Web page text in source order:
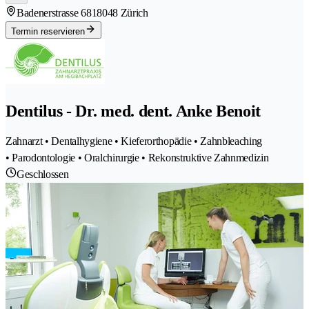
Badenerstrasse 6818048 Zürich
Termin reservieren
Dentilus - Dr. med. dent. Anke Benoit
Zahnarzt • Dentalhygiene • Kieferorthopädie • Zahnbleaching
• Parodontologie • Oralchirurgie • Rekonstruktive Zahnmedizin
Geschlossen